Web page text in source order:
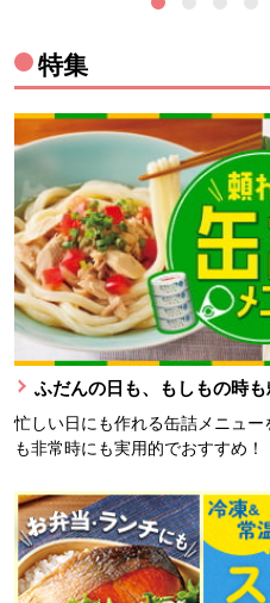
特集
ふだんの日も、もしもの時
忙しい日にも作れる缶詰メニュ
も非常時にも実用的でおすすめ！